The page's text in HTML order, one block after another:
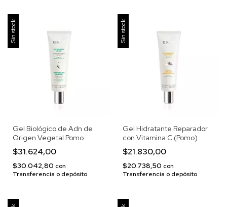
Sin stock
Gel Biológico de Adn de
Origen Vegetal Pomo
$31.624,00
$30.042,80 con
Transferencia o depósito
Sin stock
Gel Hidratante Reparador
con Vitamina C (Pomo)
$21.830,00
$20.738,50 con
Transferencia o depósito